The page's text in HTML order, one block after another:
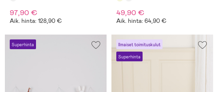
97,90 €
Aik. hinta: 128,90 €
49,90 €
Aik. hinta: 64,90 €
Superhinta Ilmaiset toimituskulut
Superhinta